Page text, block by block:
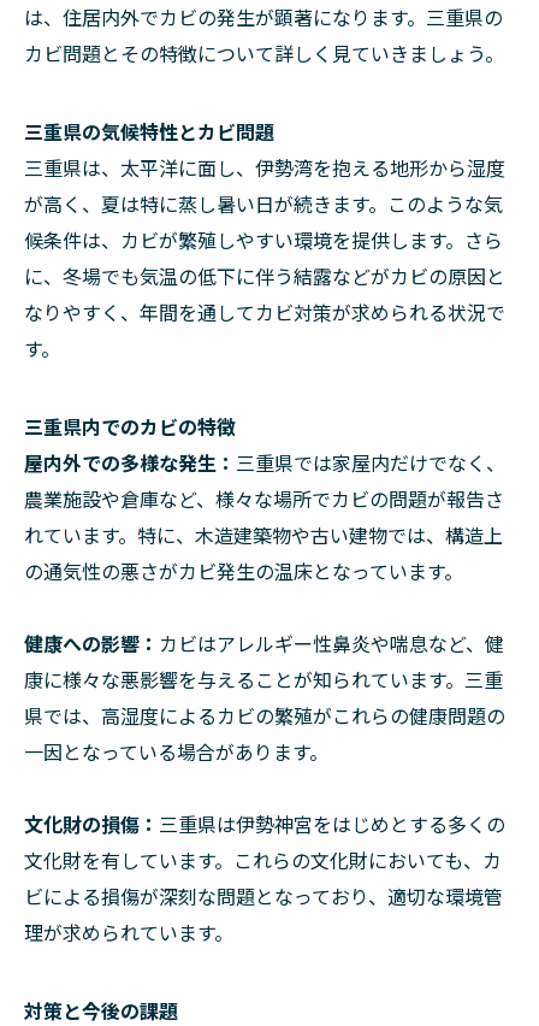
は、住居内外でカビの発生が顕著になります。三重県の
カビ問題とその特徴について詳しく見ていきましょう。
三重県の気候特性とカビ問題
三重県は、太平洋に面し、伊勢湾を抱える地形から湿度
が高く、夏は特に蒸し暑い日が続きます。このような気
候条件は、カビが繁殖しやすい環境を提供します。さら
に、冬場でも気温の低下に伴う結露などがカビの原因と
なりやすく、年間を通してカビ対策が求められる状況で
す。
三重県内でのカビの特徴
屋内外での多様な発生 ： 三重県では家屋内だけでなく、
農業施設や倉庫など、様々な場所でカビの問題が報告さ
れています。特に、木造建築物や古い建物では、構造上
の通気性の悪さがカビ発生の温床となっています。
健康への影響 ： カビはアレルギー性鼻炎や喘息など、健
康に様々な悪影響を与えることが知られています。三重
県では、高湿度によるカビの繁殖がこれらの健康問題の
一因となっている場合があります。
文化財の損傷 ： 三重県は伊勢神宮をはじめとする多くの
文化財を有しています。これらの文化財においても、カ
ビによる損傷が深刻な問題となっており、適切な環境管
理が求められています。
対策と今後の課題